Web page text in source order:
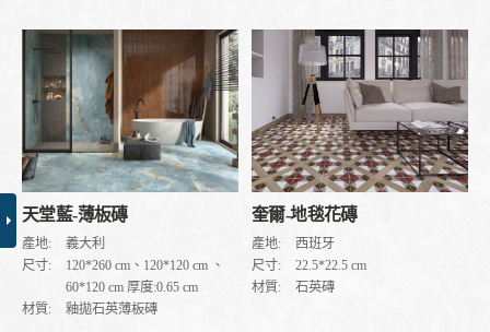
天堂藍-薄板磚
產地:
義大利
尺寸:
120*260 cm、120*120 cm 、
60*120 cm 厚度:0.65 cm
材質:
釉拋石英薄板磚
奎爾-地毯花磚
產地:
西班牙
尺寸:
22.5*22.5 cm
材質:
石英磚